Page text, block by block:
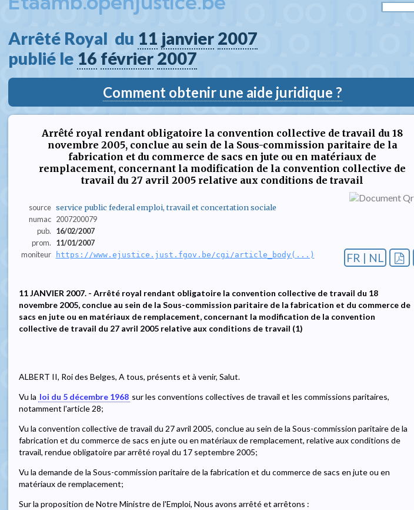
Arrêté Royal  du 11 janvier 2007
publié le 16 février 2007
Comment obtenir une aide juridique ?
Arrêté royal rendant obligatoire la convention collective de travail du 18
novembre 2005, conclue au sein de la Sous-commission paritaire de la
fabrication et du commerce de sacs en jute ou en matériaux de
remplacement, concernant la modification de la convention collective de
travail du 27 avril 2005 relative aux conditions de travail
source service public federal emploi, travail et concertation sociale
numac 2007200079
pub.
16/02/2007
prom.
11/01/2007
moniteur
https://www.ejustice.just.fgov.be/cgi/article_body(...) FR | NL
11 JANVIER 2007. - Arrêté royal rendant obligatoire la convention collective de travail du 18
novembre 2005, conclue au sein de la Sous-commission paritaire de la fabrication et du commerce de
sacs en jute ou en matériaux de remplacement, concernant la modification de la convention
collective de travail du 27 avril 2005 relative aux conditions de travail (1)
ALBERT II, Roi des Belges, A tous, présents et à venir, Salut.
Vu la loi du 5 décembre 1968 sur les conventions collectives de travail et les commissions paritaires,
notamment l'article 28;
Vu la convention collective de travail du 27 avril 2005, conclue au sein de la Sous-commission paritaire de la
fabrication et du commerce de sacs en jute ou en matériaux de remplacement, relative aux conditions de
travail, rendue obligatoire par arrêté royal du 17 septembre 2005;
Vu la demande de la Sous-commission paritaire de la fabrication et du commerce de sacs en jute ou en
matériaux de remplacement;
Sur la proposition de Notre Ministre de l'Emploi, Nous avons arrêté et arrêtons :